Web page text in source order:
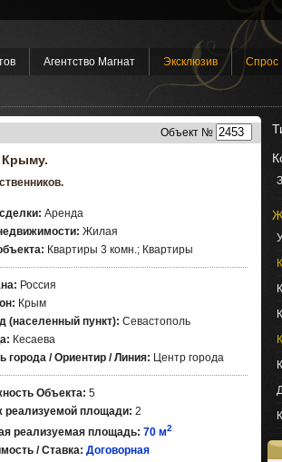
Агентство Магнат Эксклюзив Спрос
Объект №
Крыму.
Аренда
Жилая
Квартиры 3 комн.; Квартиры
Россия
Крым
(населенный пункт): Севастополь
Кесаева
города / Ориентир / Линия: Центр города
Объекта: 5
реализуемой площади: 2
реализуемая площадь: 70 м2
/ Ставка: Договорная